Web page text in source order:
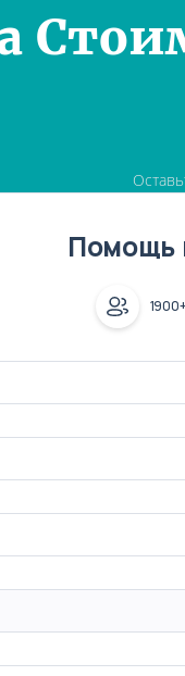
Помощь